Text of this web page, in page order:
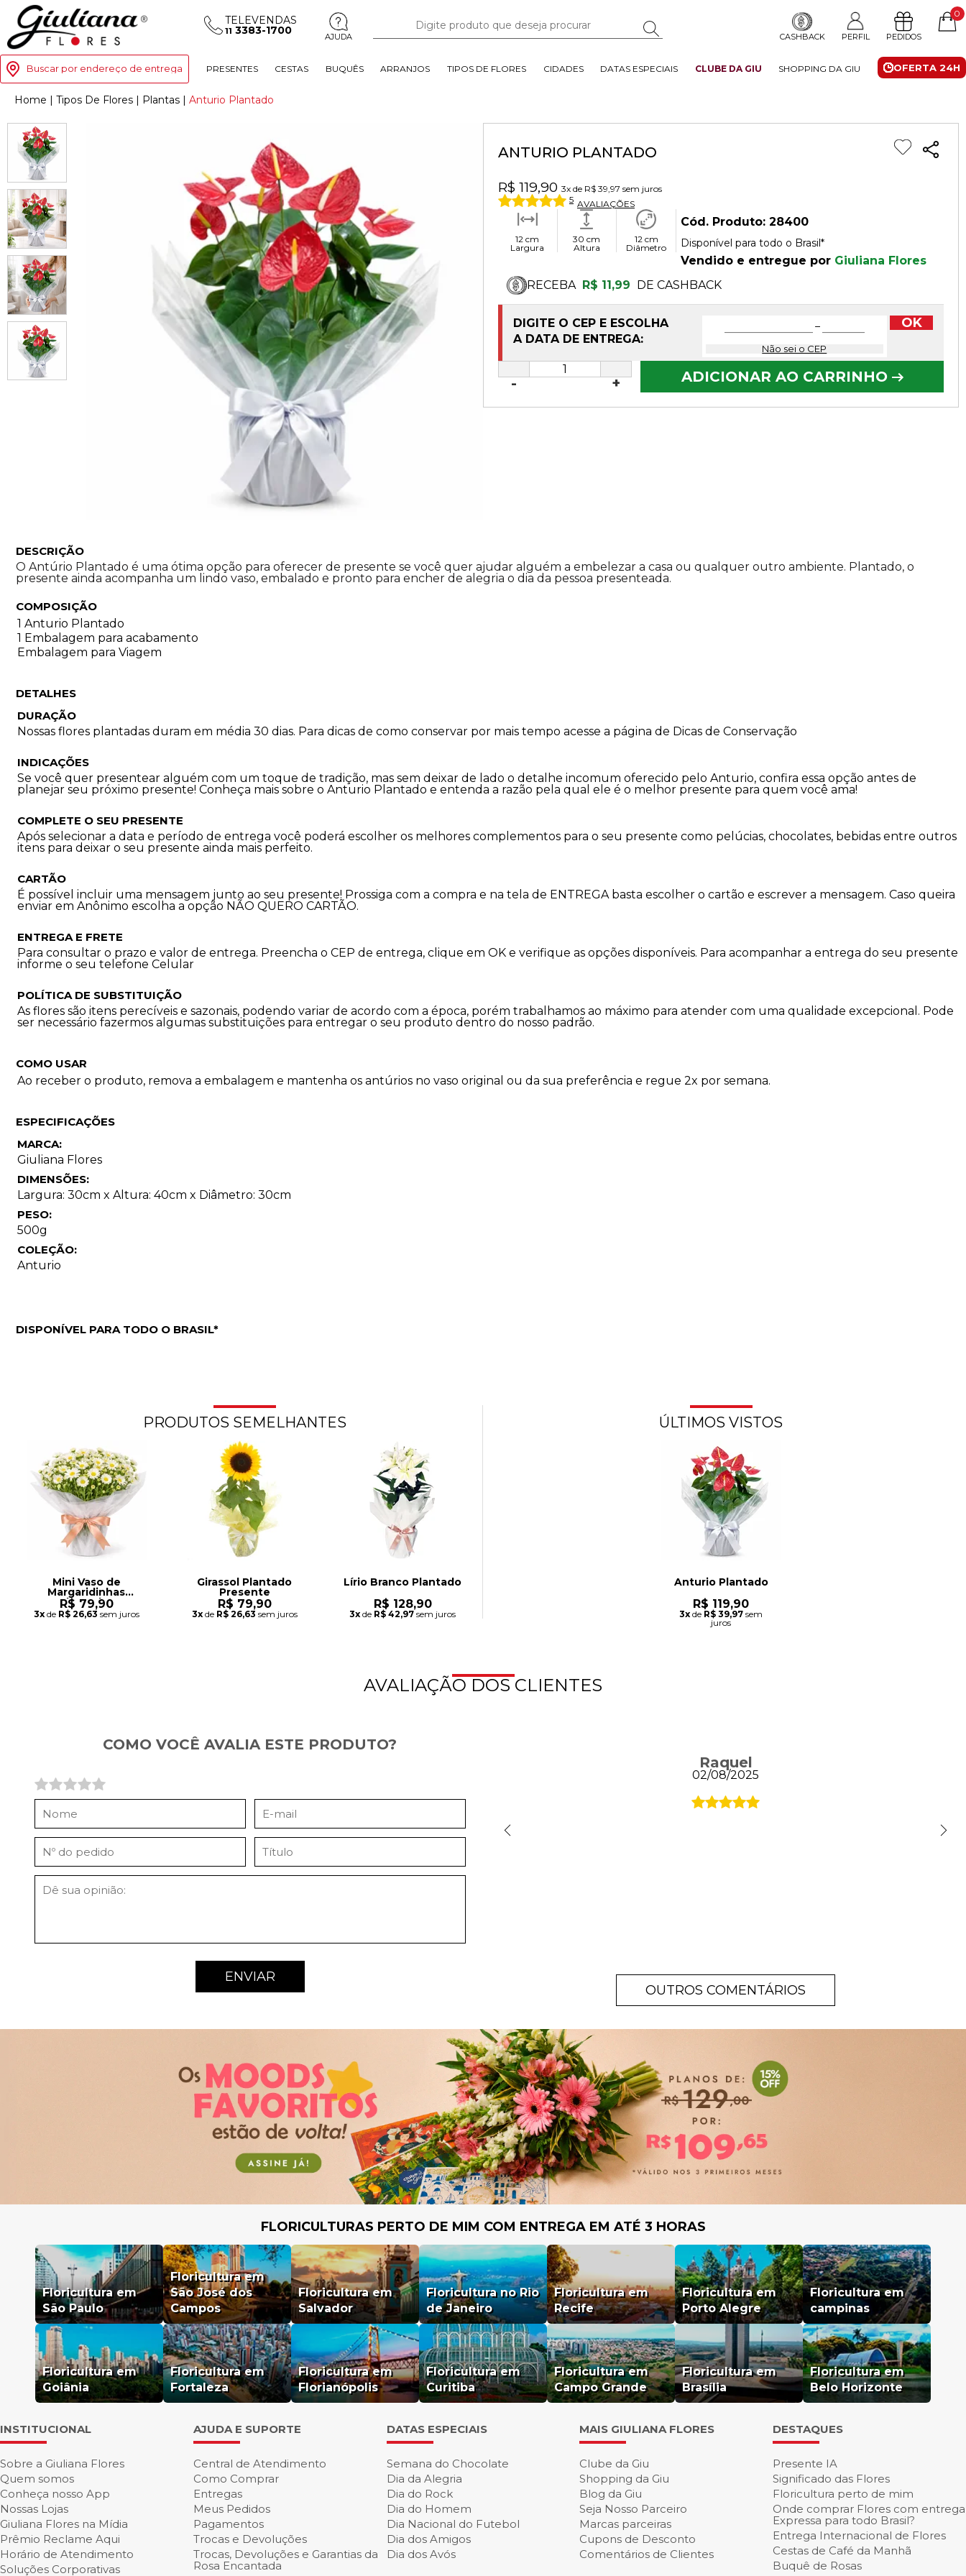
TELEVENDAS
11 3383-1700 AJUDA CASHBACK PERFIL PEDIDOS
0
Buscar por endereço de entrega OFERTA 24H
PRESENTES CESTAS BUQUÊS ARRANJOS TIPOS DE FLORES CIDADES DATAS ESPECIAIS CLUBE DA GIU SHOPPING DA GIU
Home | Tipos De Flores | Plantas | Anturio Plantado
ANTURIO PLANTADO
R$ 119,90 3x de R$ 39,97 sem juros
5 AVALIAÇÕES
12 cm
Largura
30 cm
Altura
12 cm
Diâmetro
Cód. Produto: 28400
Disponível para todo o Brasil*
Vendido e entregue por Giuliana Flores
RECEBA R$ 11,99 DE CASHBACK
DIGITE O CEP E ESCOLHA
A DATA DE ENTREGA:
−
Não sei o CEP
OK
+
- ADICIONAR AO CARRINHO
DESCRIÇÃO
O Antúrio Plantado é uma ótima opção para oferecer de presente se você quer ajudar alguém a embelezar a casa ou qualquer outro ambiente. Plantado, o
presente ainda acompanha um lindo vaso, embalado e pronto para encher de alegria o dia da pessoa presenteada.
COMPOSIÇÃO
1 Anturio Plantado
1 Embalagem para acabamento
Embalagem para Viagem
DETALHES
DURAÇÃO
Nossas flores plantadas duram em média 30 dias. Para dicas de como conservar por mais tempo acesse a página de Dicas de Conservação
INDICAÇÕES
Se você quer presentear alguém com um toque de tradição, mas sem deixar de lado o detalhe incomum oferecido pelo Anturio, confira essa opção antes de
planejar seu próximo presente! Conheça mais sobre o Anturio Plantado e entenda a razão pela qual ele é o melhor presente para quem você ama!
COMPLETE O SEU PRESENTE
Após selecionar a data e período de entrega você poderá escolher os melhores complementos para o seu presente como pelúcias, chocolates, bebidas entre outros
itens para deixar o seu presente ainda mais perfeito.
CARTÃO
É possível incluir uma mensagem junto ao seu presente! Prossiga com a compra e na tela de ENTREGA basta escolher o cartão e escrever a mensagem. Caso queira
enviar em Anônimo escolha a opção NÃO QUERO CARTÃO.
ENTREGA E FRETE
Para consultar o prazo e valor de entrega. Preencha o CEP de entrega, clique em OK e verifique as opções disponíveis. Para acompanhar a entrega do seu presente
informe o seu telefone Celular
POLÍTICA DE SUBSTITUIÇÃO
As flores são itens perecíveis e sazonais, podendo variar de acordo com a época, porém trabalhamos ao máximo para atender com uma qualidade excepcional. Pode
ser necessário fazermos algumas substituições para entregar o seu produto dentro do nosso padrão.
COMO USAR
Ao receber o produto, remova a embalagem e mantenha os antúrios no vaso original ou da sua preferência e regue 2x por semana.
ESPECIFICAÇÕES
MARCA:
Giuliana Flores
DIMENSÕES:
Largura: 30cm x Altura: 40cm x Diâmetro: 30cm
PESO:
500g
COLEÇÃO:
Anturio
DISPONÍVEL PARA TODO O BRASIL*
PRODUTOS SEMELHANTES
Mini Vaso de
Margaridinhas
Plantadas
R$ 79,90
3xde R$ 26,63 sem juros
Girassol Plantado
Presente
R$ 79,90
3xde R$ 26,63 sem juros
Lírio Branco Plantado
R$ 128,90
3xde R$ 42,97 sem juros
ÚLTIMOS VISTOS
Anturio Plantado
R$ 119,90
3xde R$ 39,97 sem
juros
AVALIAÇÃO DOS CLIENTES
COMO VOCÊ AVALIA ESTE PRODUTO?
ENVIAR
Raquel
02/08/2025
OUTROS COMENTÁRIOS
FLORICULTURAS PERTO DE MIM COM ENTREGA EM ATÉ 3 HORAS
Floricultura em
São Paulo
Floricultura em
São José dos
Campos
Floricultura em
Salvador
Floricultura no Rio
de Janeiro
Floricultura em
Recife
Floricultura em
Porto Alegre
Floricultura em
campinas
Floricultura em
Goiânia
Floricultura em
Fortaleza
Floricultura em
Florianópolis
Floricultura em
Curitiba
Floricultura em
Campo Grande
Floricultura em
Brasília
Floricultura em
Belo Horizonte
INSTITUCIONAL
Sobre a Giuliana Flores
Quem somos
Conheça nosso App
Nossas Lojas
Giuliana Flores na Mídia
Prêmio Reclame Aqui
Horário de Atendimento
Soluções Corporativas
AJUDA E SUPORTE
Central de Atendimento
Como Comprar
Entregas
Meus Pedidos
Pagamentos
Trocas e Devoluções
Trocas, Devoluções e Garantias da
Rosa Encantada
DATAS ESPECIAIS
Semana do Chocolate
Dia da Alegria
Dia do Rock
Dia do Homem
Dia Nacional do Futebol
Dia dos Amigos
Dia dos Avós
MAIS GIULIANA FLORES
Clube da Giu
Shopping da Giu
Blog da Giu
Seja Nosso Parceiro
Marcas parceiras
Cupons de Desconto
Comentários de Clientes
DESTAQUES
Presente IA
Significado das Flores
Floricultura perto de mim
Onde comprar Flores com entrega
Expressa para todo Brasil?
Entrega Internacional de Flores
Cestas de Café da Manh
Buquê de Rosas